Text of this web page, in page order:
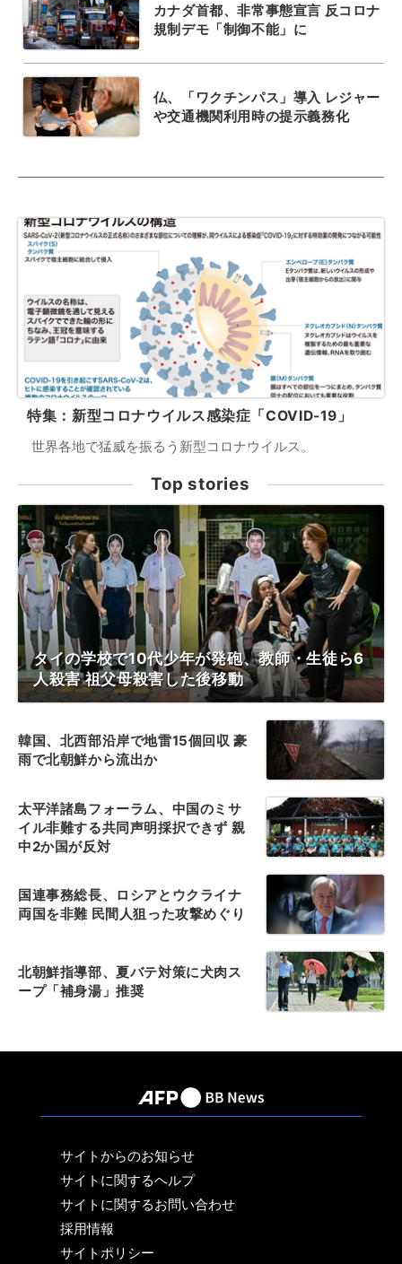
カナダ首都、非常事態宣言 反コロナ
規制デモ「制御不能」に
仏、「ワクチンパス」導入 レジャー
や交通機関利用時の提示義務化
特集：新型コロナウイルス感染症「COVID-19」
世界各地で猛威を振るう新型コロナウイルス。
Top stories
タイの学校で10代少年が発砲、教師・生徒ら6
人殺害 祖父母殺害した後移動
韓国、北西部沿岸で地雷15個回収 豪
雨で北朝鮮から流出か
太平洋諸島フォーラム、中国のミサ
イル非難する共同声明採択できず 親
中2か国が反対
国連事務総長、ロシアとウクライナ
両国を非難 民間人狙った攻撃めぐり
北朝鮮指導部、夏バテ対策に犬肉ス
ープ「補身湯」推奨
サイトからのお知らせ
サイトに関するヘルプ
サイトに関するお問い合わせ
採用情報
サイトポリシー